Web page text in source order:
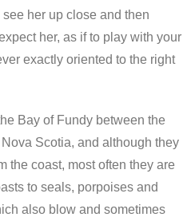
her up close and then
her, as if to play with your
exactly oriented to the right
Bay of Fundy between the
Scotia, and although they
the coast, most often they are
to seals, porpoises and
also blow and sometimes